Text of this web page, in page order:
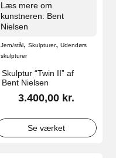
Læs mere om
kunstneren: Bent
Nielsen
Jern/stål, Skulpturer, Udendørs
skulpturer
Skulptur “Twin II” af
Bent Nielsen
3.400,00 kr.
Se værket